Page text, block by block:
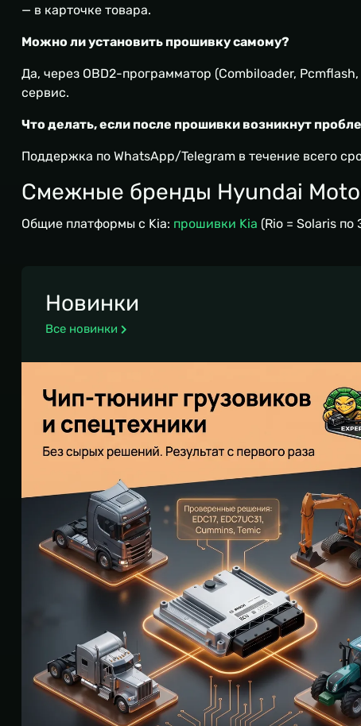
— в карточке товара.
Можно ли установить прошивку самому?
Да, через OBD2-программатор (Combiloader,
сервис.
Что делать, если после прошивки возникнут
Поддержка по WhatsApp/Telegram в течение всего
Смежные бренды Hyundai
Общие платформы с Kia: прошивки Kia (Rio = Solaris по
Новинки
Все новинки